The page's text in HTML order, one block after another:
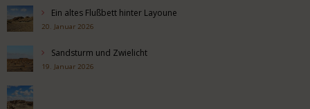
Ein altes Flußbett hinter Layoune
20. Januar 2026
Sandsturm und Zwielicht
19. Januar 2026